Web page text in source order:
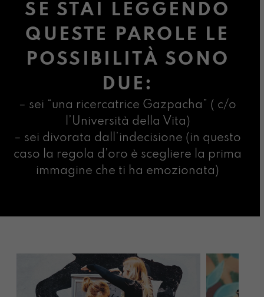
SE STAI LEGGENDO
QUESTE PAROLE LE
POSSIBILITÀ SONO
DUE:
– sei “una ricercatrice Gazpacha” ( c/o
l’Università della Vita)
– sei divorata dall’indecisione (in questo
caso la regola d’oro è scegliere la prima
immagine che ti ha emozionata)